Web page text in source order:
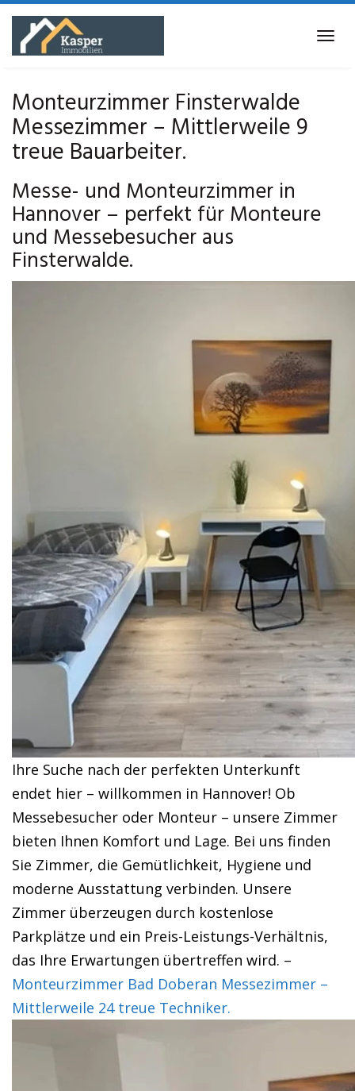
Skip
main
Monteurzimmer Finsterwalde
Messezimmer – Mittlerweile 9
treue Bauarbeiter.
Messe- und Monteurzimmer in
Hannover – perfekt für Monteure
und Messebesucher aus
Finsterwalde.
Ihre Suche nach der perfekten Unterkunft
endet hier – willkommen in Hannover! Ob
Messebesucher oder Monteur – unsere Zimmer
bieten Ihnen Komfort und Lage. Bei uns finden
Sie Zimmer, die Gemütlichkeit, Hygiene und
moderne Ausstattung verbinden. Unsere
Zimmer überzeugen durch kostenlose
Parkplätze und ein Preis-Leistungs-Verhältnis,
das Ihre Erwartungen übertreffen wird. –
Monteurzimmer Bad Doberan Messezimmer –
Mittlerweile 24 treue Techniker.